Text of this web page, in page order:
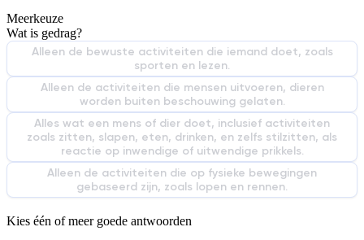
De uitleg gaat te langzaam
Afspelen werkte niet
Iets anders
Meerkeuze
Wat is gedrag?
Alleen de bewuste activiteiten die iemand doet, zoals
sporten en lezen.
Alleen de activiteiten die mensen uitvoeren, dieren
worden buiten beschouwing gelaten.
Alles wat een mens of dier doet, inclusief activiteiten
zoals zitten, slapen, eten, drinken, en zelfs stilzitten, als
reactie op inwendige of uitwendige prikkels.
Alleen de activiteiten die op fysieke bewegingen
gebaseerd zijn, zoals lopen en rennen.
Kies één of meer goede antwoorden